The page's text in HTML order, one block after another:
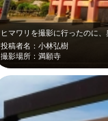
投稿者名：小林弘樹
撮影場所：満願寺